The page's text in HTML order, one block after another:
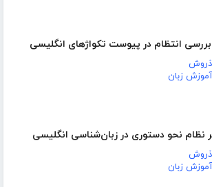
انتظام در پیوست تکواژهای انگلیسی
زبان
نظام نحو دستوری در زبان‌شناسی انگلیسی
زبان